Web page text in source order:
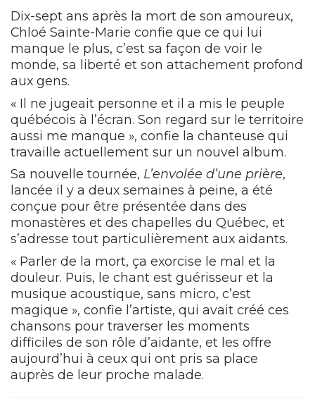
Dix-sept ans après la mort de son amoureux,
Chloé Sainte-Marie confie que ce qui lui
manque le plus, c’est sa façon de voir le
monde, sa liberté et son attachement profond
aux gens.
« Il ne jugeait personne et il a mis le peuple
québécois à l’écran. Son regard sur le territoire
aussi me manque », confie la chanteuse qui
travaille actuellement sur un nouvel album.
Sa nouvelle tournée, L’envolée d’une prière,
lancée il y a deux semaines à peine, a été
conçue pour être présentée dans des
monastères et des chapelles du Québec, et
s’adresse tout particulièrement aux aidants.
« Parler de la mort, ça exorcise le mal et la
douleur. Puis, le chant est guérisseur et la
musique acoustique, sans micro, c’est
magique », confie l’artiste, qui avait créé ces
chansons pour traverser les moments
difficiles de son rôle d’aidante, et les offre
aujourd’hui à ceux qui ont pris sa place
auprès de leur proche malade.